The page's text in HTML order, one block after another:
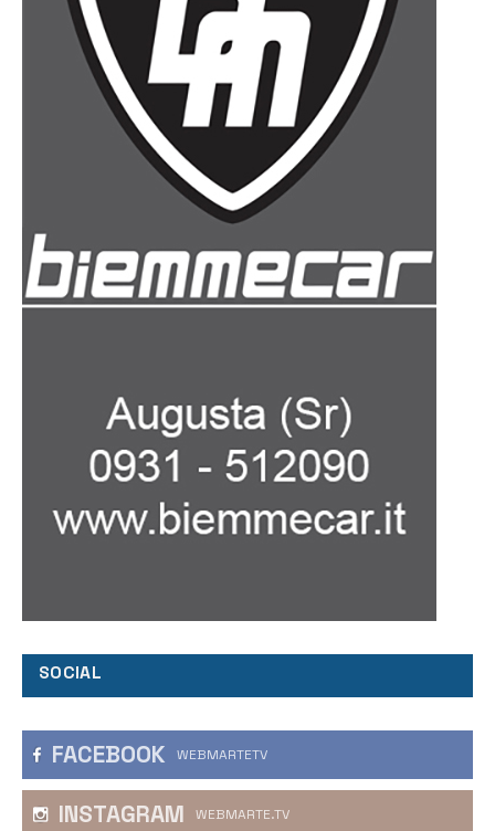
SOCIAL
FACEBOOK WEBMARTETV
INSTAGRAM WEBMARTE.TV